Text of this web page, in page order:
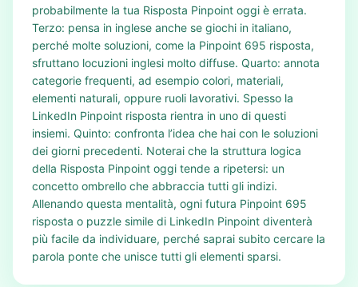
probabilmente la tua Risposta Pinpoint oggi è errata.
Terzo: pensa in inglese anche se giochi in italiano,
perché molte soluzioni, come la Pinpoint 695 risposta,
sfruttano locuzioni inglesi molto diffuse. Quarto: annota
categorie frequenti, ad esempio colori, materiali,
elementi naturali, oppure ruoli lavorativi. Spesso la
LinkedIn Pinpoint risposta rientra in uno di questi
insiemi. Quinto: confronta l’idea che hai con le soluzioni
dei giorni precedenti. Noterai che la struttura logica
della Risposta Pinpoint oggi tende a ripetersi: un
concetto ombrello che abbraccia tutti gli indizi.
Allenando questa mentalità, ogni futura Pinpoint 695
risposta o puzzle simile di LinkedIn Pinpoint diventerà
più facile da individuare, perché saprai subito cercare la
parola ponte che unisce tutti gli elementi sparsi.